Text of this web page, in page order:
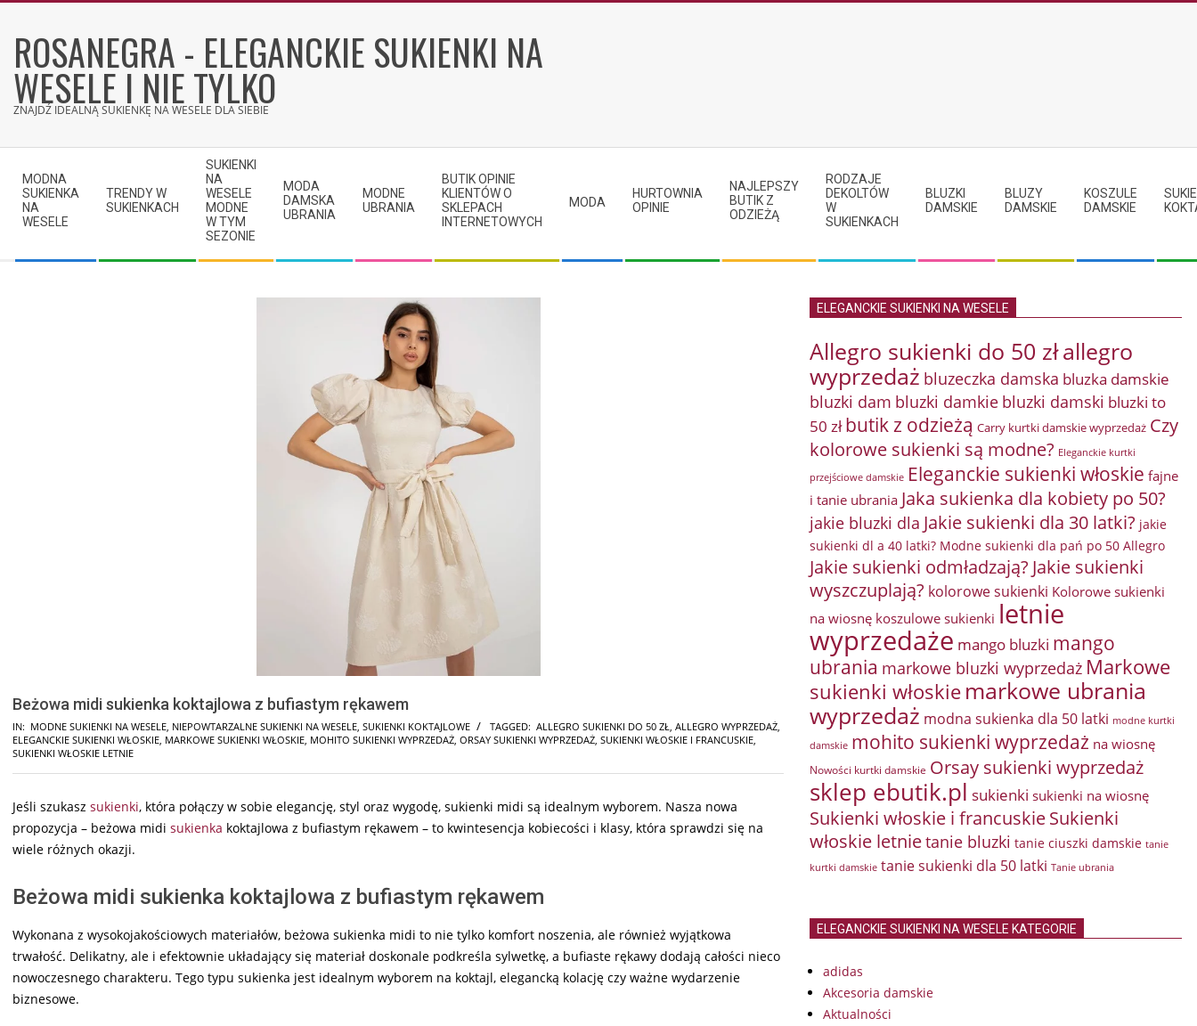
contentROSANEGRA - ELEGANCKIE SUKIENKI NA
WESELE I NIE TYLKO
ZNAJDŹ IDEALNĄ SUKIENKĘ NA WESELE DLA SIEBIE
Navigation
Menu
MODNA
SUKIENKA
NA
WESELE
TRENDY W
SUKIENKACH
SUKIENKI
NA
WESELE
MODNE
W TYM
SEZONIE
MODA
DAMSKA
UBRANIA
MODNE
UBRANIA
BUTIK OPINIE
KLIENTÓW O
SKLEPACH
INTERNETOWYCH
MODA
HURTOWNIA
OPINIE
NAJLEPSZY
BUTIK Z
ODZIEŻĄ
RODZAJE
DEKOLTÓW
W
SUKIENKACH
BLUZKI
DAMSKIE
BLUZY
DAMSKIE
KOSZULE
DAMSKIE
Beżowa midi sukienka koktajlowa z bufiastym rękawem
IN: MODNE SUKIENKI NA WESELE NIEPOWTARZALNE SUKIENKI NA WESELE SUKIENKI KOKTAJLOWE TAGGED: ALLEGRO SUKIENKI DO 50 ZŁ ALLEGRO WYPRZEDAŻ
ELEGANCKIE SUKIENKI WŁOSKIE MARKOWE SUKIENKI WŁOSKIE MOHITO SUKIENKI WYPRZEDAŻ ORSAY SUKIENKI WYPRZEDAŻ SUKIENKI WŁOSKIE I FRANCUSKIE
SUKIENKI WŁOSKIE LETNIE
Jeśli szukasz sukienki, która połączy w sobie elegancję, styl oraz wygodę, sukienki midi są idealnym wyborem. Nasza nowa
propozycja – beżowa midi sukienka koktajlowa z bufiastym rękawem – to kwintesencja kobiecości i klasy, która sprawdzi się na
wiele różnych okazji.
Beżowa midi sukienka koktajlowa z bufiastym rękawem
Wykonana z wysokojakościowych materiałów, beżowa sukienka midi to nie tylko komfort noszenia, ale również wyjątkowa
trwałość. Delikatny, ale i efektownie układający się materiał doskonale podkreśla sylwetkę, a bufiaste rękawy dodają całości nieco
nowoczesnego charakteru. Tego typu sukienka jest idealnym wyborem na koktajl, elegancką kolację czy ważne wydarzenie
biznesowe.
ELEGANCKIE SUKIENKI NA WESELE
Allegro sukienki do 50 złallegro
wyprzedaż bluzeczka damska bluzka damskie
bluzki dam bluzki damkie bluzki damski bluzki to
50 zł butik z odzieżą Carry kurtki damskie wyprzedaż Czy
kolorowe sukienki są modne? Eleganckie kurtki
przejściowe damskie Eleganckie sukienki włoskie fajne
i tanie ubrania Jaka sukienka dla kobiety po 50?
jakie bluzki dla Jakie sukienki dla 30 latki? jakie
sukienki dl a 40 latki? Modne sukienki dla pań po 50 Allegro
Jakie sukienki odmładzają? Jakie sukienki
wyszczuplają? kolorowe sukienki Kolorowe sukienki
na wiosnę koszulowe sukienki letnie
wyprzedaże mango bluzki mango
ubrania markowe bluzki wyprzedaż Markowe
sukienki włoskie markowe ubrania
wyprzedaż modna sukienka dla 50 latki modne kurtki
damskie mohito sukienki wyprzedaż na wiosnę
Nowości kurtki damskie Orsay sukienki wyprzedaż
sklep ebutik.pl sukienki sukienki na wiosnę
Sukienki włoskie i francuskieSukienki
włoskie letnietanie bluzki tanie ciuszki damskie tanie
kurtki damskie tanie sukienki dla 50 latki Tanie ubrania
ELEGANCKIE SUKIENKI NA WESELE KATEGORIE
adidas
Akcesoria damskie
Aktualności